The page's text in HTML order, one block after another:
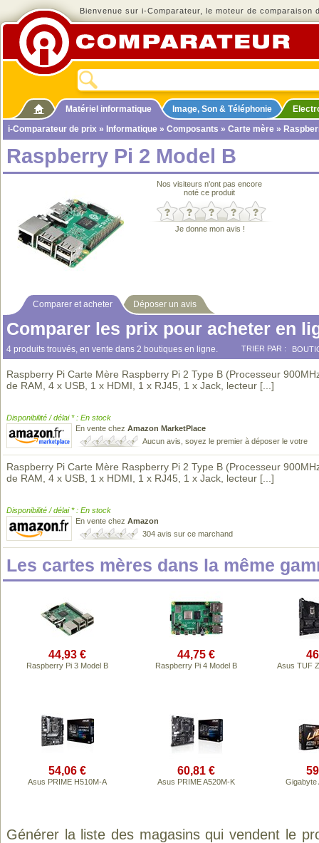
Bienvenue sur i-Comparateur, le moteur de comparaison
Matériel informatique Image, Son & Téléphonie
i-Comparateur de prix » Informatique » Composants » Carte mère »
Raspberry Pi 2 Model B
Nos visiteurs n'ont pas encore
noté ce produit
Je donne mon avis !
Comparer et acheter Déposer un avis
Comparer les prix pour acheter en
4 produits trouvés, en vente dans 2 boutiques en ligne. TRIER PAR :
Raspberry Pi Carte Mère Raspberry Pi 2 Type B (Processeur
de RAM, 4 x USB, 1 x HDMI, 1 x RJ45, 1 x Jack, lecteur [...]
Disponibilité / délai * : En stock
En vente chez Amazon MarketPlace
Aucun avis, soyez le premier à déposer le votre
Raspberry Pi Carte Mère Raspberry Pi 2 Type B (Processeur
de RAM, 4 x USB, 1 x HDMI, 1 x RJ45, 1 x Jack, lecteur [...]
Disponibilité / délai * : En stock
En vente chez Amazon
304 avis sur ce marchand
Les cartes mères dans la même
44,93 €
Raspberry Pi 3 Model B
44,75 €
Raspberry Pi 4 Model B Asus TUF
54,06 €
Asus PRIME H510M-A
60,81 €
Asus PRIME A520M-K Gigabyte
Générer la liste des magasins qui vendent le